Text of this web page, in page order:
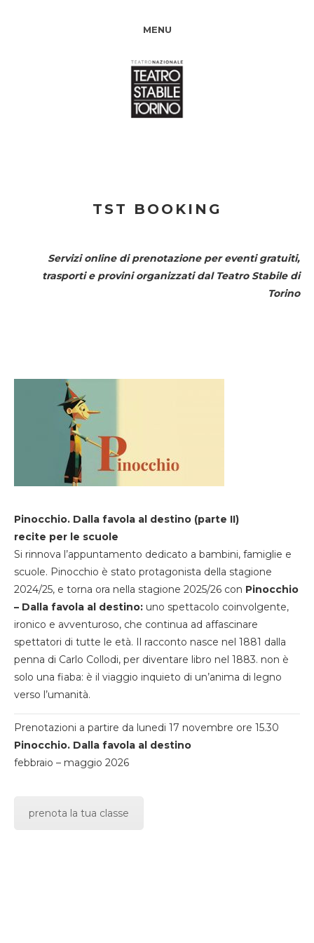
MENU
TST BOOKING
Servizi online di prenotazione per eventi gratuiti,
trasporti e provini organizzati dal Teatro Stabile di
Torino
Pinocchio. Dalla favola al destino (parte II)
recite per le scuole
Si rinnova l’appuntamento dedicato a bambini, famiglie e
scuole. Pinocchio è stato protagonista della stagione
2024/25, e torna ora nella stagione 2025/26 con Pinocchio
– Dalla favola al destino: uno spettacolo coinvolgente,
ironico e avventuroso, che continua ad affascinare
spettatori di tutte le età. Il racconto nasce nel 1881 dalla
penna di Carlo Collodi, per diventare libro nel 1883. non è
solo una fiaba: è il viaggio inquieto di un’anima di legno
verso l’umanità.
Prenotazioni a partire da lunedi 17 novembre ore 15.30
Pinocchio. Dalla favola al destino
febbraio – maggio 2026
prenota la tua classe